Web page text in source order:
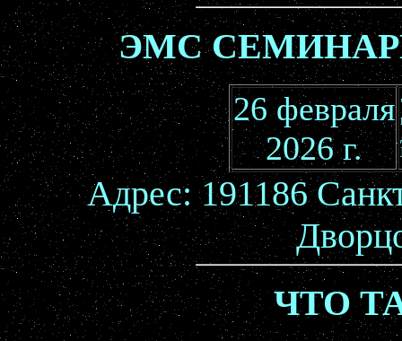
ЭМС
26 февраля
2026 г.
Адрес: 191186
ЧТО